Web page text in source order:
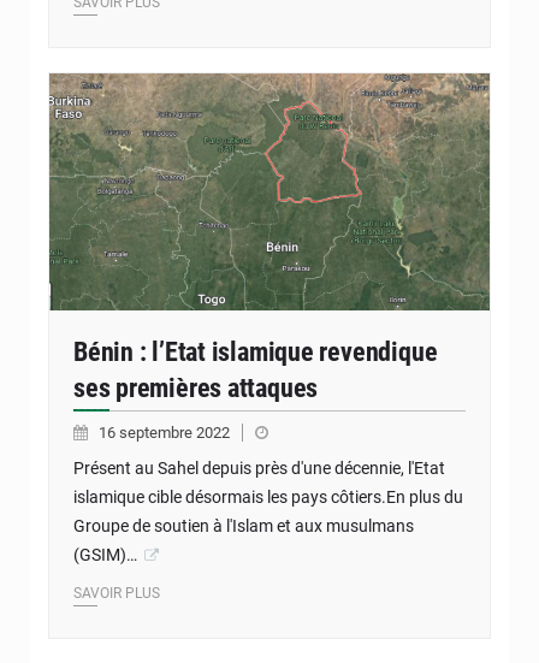
Bénin : l’Etat islamique revendique
ses premières attaques
16 septembre 2022
Présent au Sahel depuis près d'une décennie, l'Etat
islamique cible désormais les pays côtiers.En plus du
Groupe de soutien à l'Islam et aux musulmans
(GSIM)…
SAVOIR PLUS